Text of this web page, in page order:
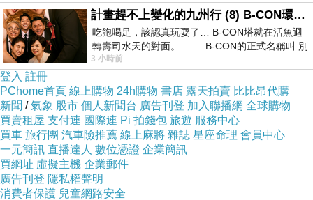
計畫趕不上變化的九州行 (8) B-CON環球塔
吃飽喝足，該認真玩耍了… B-CON塔就在活魚迴
轉壽司水天的對面。 B-CON的正式名稱叫 別
3 小時前
登入 註冊
PChome首頁 線上購物 24h購物 書店 露天拍賣 比比昂代購
新聞 /氣象 股市 個人新聞台 廣告刊登 加入聯播網 全球購物
買賣租屋 支付連 國際連 Pi 拍錢包 旅遊 服務中心
買車 旅行團 汽車險推薦 線上麻將 雜誌 星座命理 會員中心
一元簡訊 直播達人 數位憑證 企業簡訊
買網址 虛擬主機 企業郵件
廣告刊登 隱私權聲明
消費者保護 兒童網路安全